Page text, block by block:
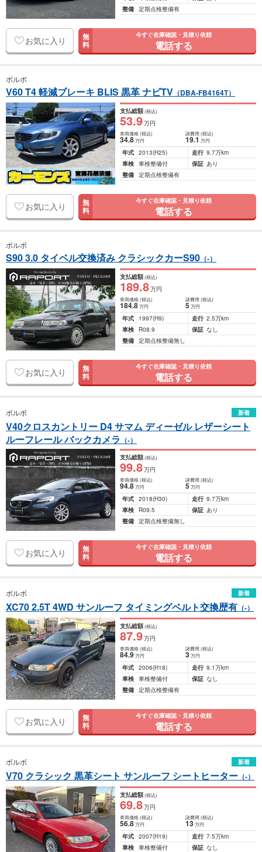
整備 定期点検整備有
お気に入り 無
料
今すぐ在庫確認・見積り依頼
電話する
ボルボ
V60 T4 軽減ブレーキ BLIS 黒革 ナビTV （DBA-FB4164T）
支払総額(税込)
53.9万円
車両価格(税込)
34.8万円
諸費用 (税込)
19.1 万円
年式 2013(H25) 走行 9.7万km
車検 車検整備付 保証 あり
整備 定期点検整備有
お気に入り 無
料
今すぐ在庫確認・見積り依頼
電話する
ボルボ
S90 3.0 タイベル交換済み クラシックカーS90 （-）
支払総額(税込)
189.8万円
車両価格(税込)
184.8万円
諸費用 (税込)
5 万円
年式 1997(H9) 走行 2.5万km
車検
R08.9 保証 なし
整備 定期点検整備無し
お気に入り 無
料
今すぐ在庫確認・見積り依頼
電話する
ボルボ 新着
V40クロスカントリー D4 サマム ディーゼル レザーシート
ルーフレール バックカメラ （-）
支払総額(税込)
99.8万円
車両価格(税込)
94.8万円
諸費用 (税込)
5 万円
年式 2018(H30) 走行 9.7万km
車検
R09.5 保証 あり
整備 定期点検整備無し
お気に入り 無
料
今すぐ在庫確認・見積り依頼
電話する
ボルボ 新着
XC70 2.5T 4WD サンルーフ タイミングベルト交換歴有 （-）
支払総額(税込)
87.9万円
車両価格(税込)
84.9万円
諸費用 (税込)
3 万円
年式 2006(H18) 走行 9.1万km
車検 車検整備付 保証 なし
整備 定期点検整備有
お気に入り 無
料
今すぐ在庫確認・見積り依頼
電話する
ボルボ 新着
V70 クラシック 黒革シート サンルーフ シートヒーター （-）
支払総額(税込)
69.8万円
車両価格(税込)
56.8万円
諸費用 (税込)
13 万円
年式 2007(H19) 走行 7.5万km
車検 車検整備付 保証 なし